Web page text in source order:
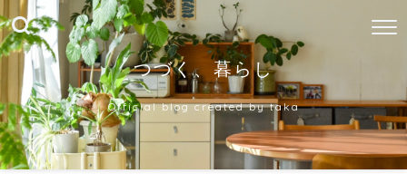
つづく、暮らし
Official blog created by taka